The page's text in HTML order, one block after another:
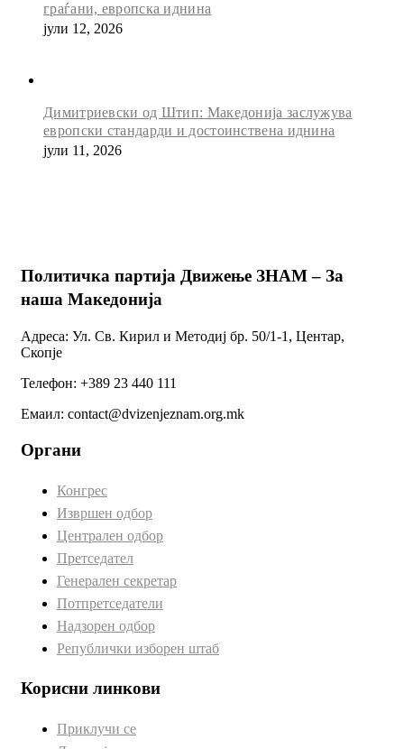
граѓани, европска иднина
јули 12, 2026
Димитриевски од Штип: Македонија заслужува
европски стандарди и достоинствена иднина
јули 11, 2026
Политичка партија Движење ЗНАМ – За
наша Македонија
Адреса: Ул. Св. Кирил и Методиј бр. 50/1-1, Центар,
Скопје
Телефон: +389 23 440 111
Емаил: contact@dvizenjeznam.org.mk
Органи
Конгрес
Извршен одбор
Централен одбор
Претседател
Генерален секретар
Потпретседатели
Надзорен одбор
Републички изборен штаб
Корисни линкови
Приклучи се